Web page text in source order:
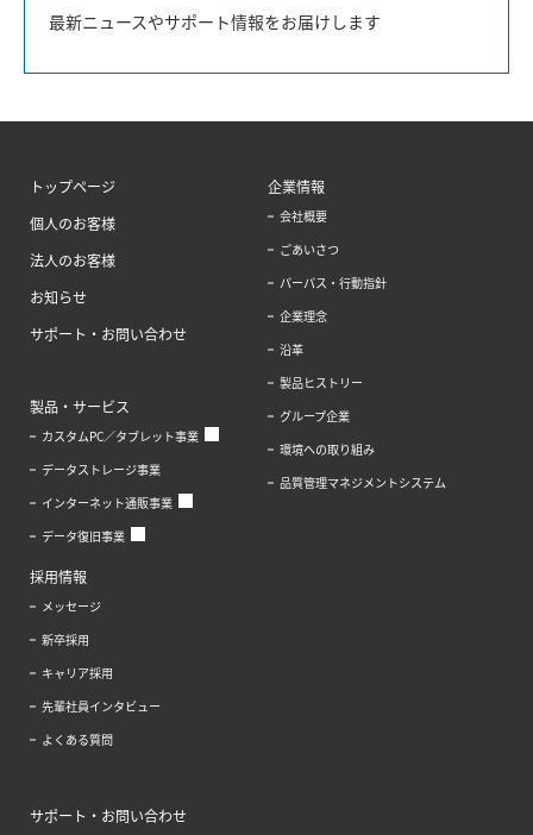
最新ニュースやサポート情報をお届けします
トップページ
個人のお客様
法人のお客様
お知らせ
サポート・お問い合わせ
製品・サービス
カスタムPC／タブレット事業
データストレージ事業
インターネット通販事業
データ復旧事業
企業情報
会社概要
ごあいさつ
パーパス・行動指針
企業理念
沿革
製品ヒストリー
グループ企業
環境への取り組み
品質管理マネジメントシステム
採用情報
メッセージ
新卒採用
キャリア採用
先輩社員インタビュー
よくある質問
サポート・お問い合わせ